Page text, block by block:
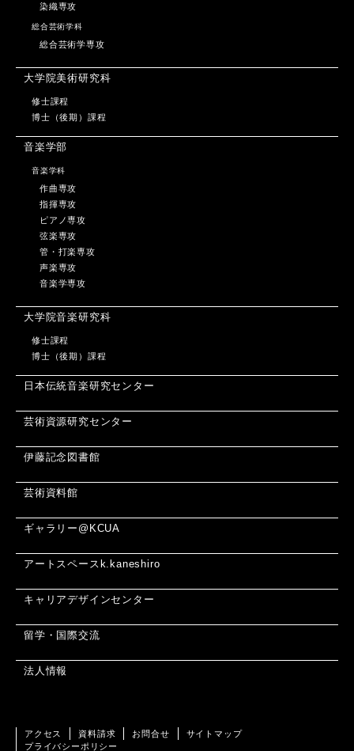
染織専攻
総合芸術学科
総合芸術学専攻
大学院美術研究科
修士課程
博士（後期）課程
音楽学部
音楽学科
作曲専攻
指揮専攻
ピアノ専攻
弦楽専攻
管・打楽専攻
声楽専攻
音楽学専攻
大学院音楽研究科
修士課程
博士（後期）課程
日本伝統音楽研究センター
芸術資源研究センター
伊藤記念図書館
芸術資料館
ギャラリー@KCUA
アートスペースk.kaneshiro
キャリアデザインセンター
留学・国際交流
法人情報
アクセス 資料請求 お問合せ
サイトマップ
プライバシーポリシー